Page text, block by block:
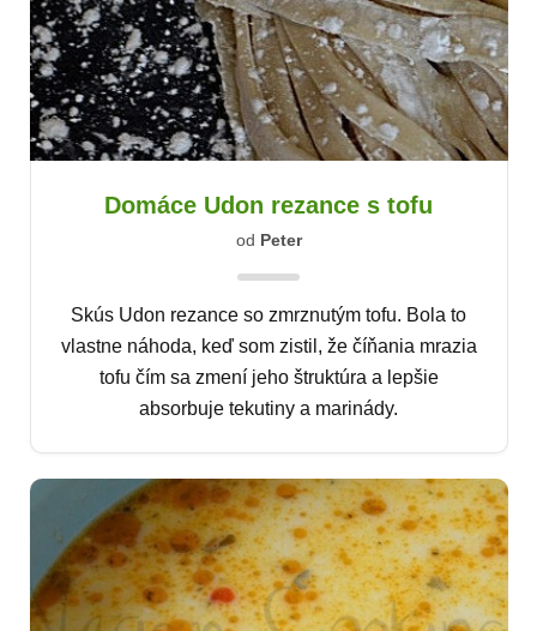
Domáce Udon rezance s tofu
od Peter
Skús Udon rezance so zmrznutým tofu. Bola to
vlastne náhoda, keď som zistil, že číňania mrazia
tofu čím sa zmení jeho štruktúra a lepšie
absorbuje tekutiny a marinády.